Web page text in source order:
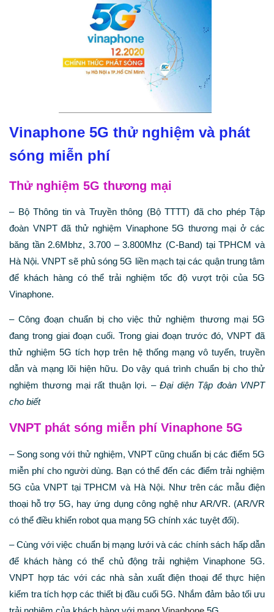
Vinaphone 5G thử nghiệm và phát
sóng miễn phí
Thử nghiệm 5G thương mại
– Bộ Thông tin và Truyền thông (Bộ TTTT) đã cho phép Tập
đoàn VNPT đã thử nghiệm Vinaphone 5G thương mại ở các
băng tần 2.6Mbhz, 3.700 – 3.800Mhz (C-Band) tại TPHCM và
Hà Nội. VNPT sẽ phủ sóng 5G liền mạch tại các quận trung tâm
để khách hàng có thể trải nghiệm tốc độ vượt trội của 5G
Vinaphone.
– Công đoạn chuẩn bị cho việc thử nghiệm thương mại 5G
đang trong giai đoạn cuối. Trong giai đoạn trước đó, VNPT đã
thử nghiệm 5G tích hợp trên hệ thống mạng vô tuyến, truyền
dẫn và mạng lõi hiện hữu. Do vậy quá trình chuẩn bị cho thử
nghiệm thương mại rất thuận lợi. –Đại diện Tập đoàn VNPT
cho biết
VNPT phát sóng miễn phí Vinaphone 5G
– Song song với thử nghiệm, VNPT cũng chuẩn bị các điểm 5G
miễn phí cho người dùng. Bạn có thể đến các điểm trải nghiệm
5G của VNPT tại TPHCM và Hà Nội. Như trên các mẫu điện
thoại hỗ trợ 5G, hay ứng dụng công nghệ như AR/VR. (AR/VR
có thể điều khiển robot qua mạng 5G chính xác tuyệt đối).
– Cùng với việc chuẩn bị mạng lưới và các chính sách hấp dẫn
để khách hàng có thể chủ động trải nghiệm Vinaphone 5G.
VNPT hợp tác với các nhà sản xuất điện thoại để thực hiện
kiểm tra tích hợp các thiết bị đầu cuối 5G. Nhắm đảm bảo tối ưu